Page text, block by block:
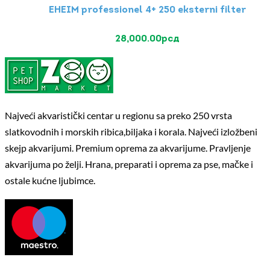
EHEIM professionel 4+ 250 eksterni filter
28,000.00рсд
Najveći akvaristički centar u regionu sa preko 250 vrsta
slatkovodnih i morskih ribica,biljaka i korala. Najveći izložbeni
skejp akvarijumi. Premium oprema za akvarijume. Pravljenje
akvarijuma po želji. Hrana, preparati i oprema za pse, mačke i
ostale kućne ljubimce.